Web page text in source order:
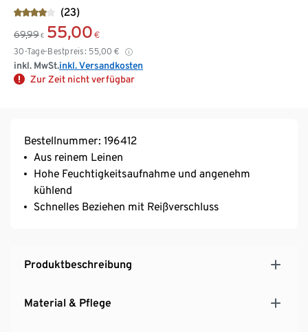
(23)
69,99 € 55,00 €
30-Tage-Bestpreis: 55,00 €
inkl. MwSt.inkl. Versandkosten
Zur Zeit nicht verfügbar
Bestellnummer: 196412
Aus reinem Leinen
Hohe Feuchtigkeitsaufnahme und angenehm
kühlend
Schnelles Beziehen mit Reißverschluss
Produktbeschreibung
Material & Pflege